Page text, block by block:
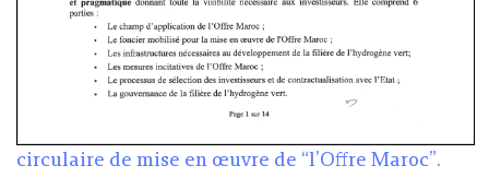
circulaire de mise en œuvre de “l’Offre Maroc”.